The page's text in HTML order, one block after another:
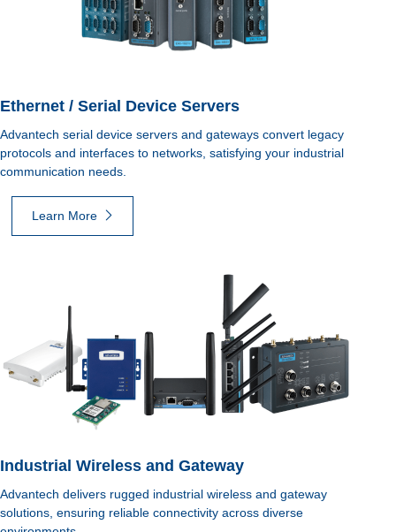
Ethernet / Serial Device Servers
Advantech serial device servers and gateways convert legacy
protocols and interfaces to networks, satisfying your industrial
communication needs.
Learn More
Industrial Wireless and Gateway
Advantech delivers rugged industrial wireless and gateway
solutions, ensuring reliable connectivity across diverse